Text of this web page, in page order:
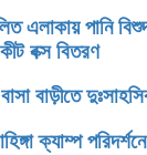
এলাকায় পানি
বক্স বিতরণ
বাড়ীতে
ক্যাম্প